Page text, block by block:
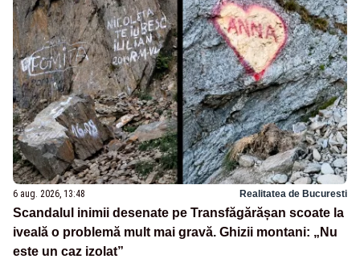
6 aug. 2026, 13:48 Realitatea de Bucuresti
Scandalul inimii desenate pe Transfăgărășan scoate la
iveală o problemă mult mai gravă. Ghizii montani: „Nu
este un caz izolat”